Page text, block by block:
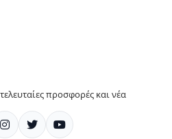
προσφορές και νέα